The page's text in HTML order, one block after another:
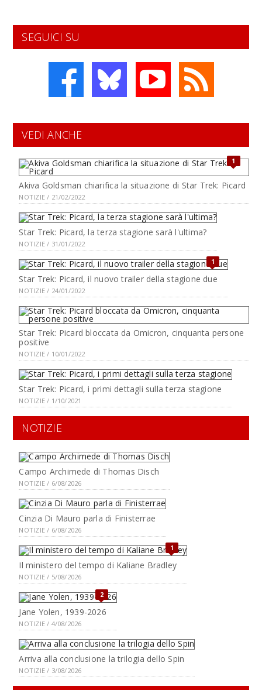
SEGUICI SU
VEDI ANCHE
1
Akiva Goldsman chiarifica la situazione di Star Trek: Picard
NOTIZIE / 21/02/2022
Star Trek: Picard, la terza stagione sarà l'ultima?
NOTIZIE / 31/01/2022
1
Star Trek: Picard, il nuovo trailer della stagione due
NOTIZIE / 24/01/2022
Star Trek: Picard bloccata da Omicron, cinquanta persone
positive
NOTIZIE / 10/01/2022
Star Trek: Picard, i primi dettagli sulla terza stagione
NOTIZIE / 1/10/2021
NOTIZIE
Campo Archimede di Thomas Disch
NOTIZIE / 6/08/2026
Cinzia Di Mauro parla di Finisterrae
NOTIZIE / 6/08/2026
1
Il ministero del tempo di Kaliane Bradley
NOTIZIE / 5/08/2026
2
Jane Yolen, 1939-2026
NOTIZIE / 4/08/2026
Arriva alla conclusione la trilogia dello Spin
NOTIZIE / 3/08/2026